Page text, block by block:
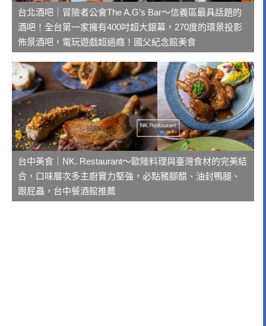
台北酒吧｜冒險者公會The A.G’s Bar～信義區最具話題的
酒吧！全台第一家擁有400吋超大銀幕，270度的環景投影
佈景酒吧，電玩遊戲超過癮！國父紀念館美食
台中美食｜NK. Restaurant～歐陸料理與臺灣食材的完美結
合，口味層次多主廚實力堅強，必點豬腳醋、油封鴨腿、
跟屁蟲，台中餐酒館推薦